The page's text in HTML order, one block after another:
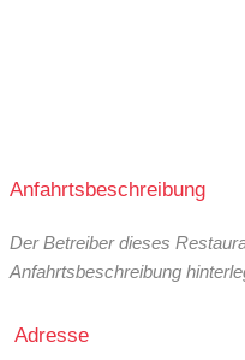
Anfahrtsbeschreibung
Der Betreiber dieses
Anfahrtsbeschreibung
Adresse